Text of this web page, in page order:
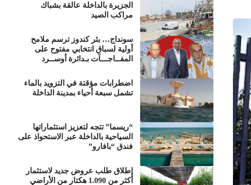
الجزيرة بالداخلة عالقة بشباك
مراكب الصيد
سونداج… بئر كندوز ترسم ملامح
أولية لسباق انتخابي مفتوح على
المفــاجـــآت بـدائرة أوســرد
اضطرابات مؤقتة في التزويد بالماء
تشمل سبعة أحياء بمدينة الداخلة
“ريسما” تتجه لتعزيز استثماراتها
السياحية بالداخلة عبر الاستحواذ على
فندق “بافارو”
إطلاق طلب عروض جديد لاستثمار
أكثر من 1.090 هكتار من الأراضي